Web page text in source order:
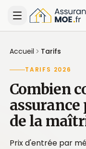
Accueil Tarifs
TARIFS 2026
Combien
de la
Prix d'entrée par